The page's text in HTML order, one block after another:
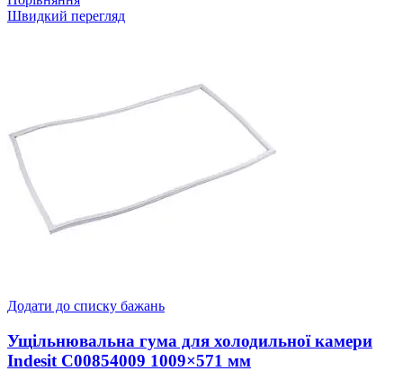
Швидкий перегляд
Додати до списку бажань
Ущільнювальна гума для холодильної камери
Indesit C00854009 1009×571 мм